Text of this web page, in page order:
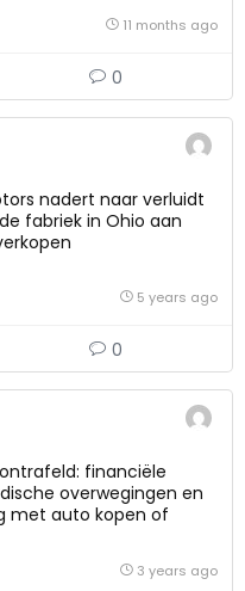
11 months ago
0
nadert naar verluidt
fabriek in Ohio aan
5 years ago
0
financiële
overwegingen en
met auto kopen of
3 years ago